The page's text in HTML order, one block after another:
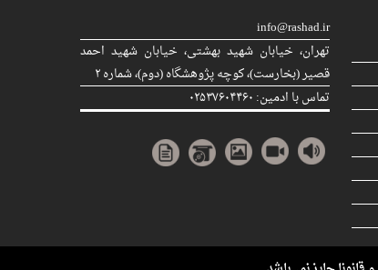
info@rashad.ir
تهران، خیابان شهید بهشتی، خیابان شهید احمد
قصیر (بخارست)، كوچه پژوهشگاه (دوم)، شماره ۲
تماس با ادمین: ۰۲۵۳۷۶۰۴۴۶۰